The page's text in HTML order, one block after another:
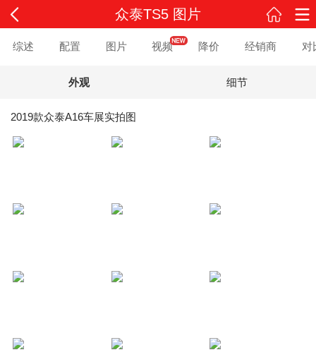
众泰TS5 图片
综述 配置 图片 视频 降价 经销商 对
外观 细节
2019款众泰A16车展实拍图